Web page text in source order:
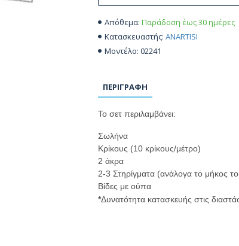
Απόθεμα: Παράδοση έως 30 ημέρες
Κατασκευαστής: ANARTISI
Μοντέλο: 02241
ΠΕΡΙΓΡΑΦΉ
Το σετ περιλαμβάνει:
Σωλήνα
Κρίκους (10 κρίκους/μέτρο)
2 άκρα
2-3 Στηρίγματα (ανάλογα το μήκος
Βίδες με ούπα
*Δυνατότητα κατασκευής στις